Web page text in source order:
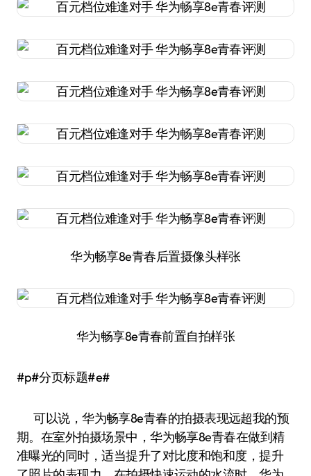
华为畅享8e青春后置摄像头样张
华为畅享8e青春前置自拍样张
#p#分页标题#e#
可以说，华为畅享8e青春的拍摄表现远超我的预
期。在室外拍摄场景中，华为畅享8e青春在做到精
准曝光的同时，适当提升了对比度和饱和度，提升